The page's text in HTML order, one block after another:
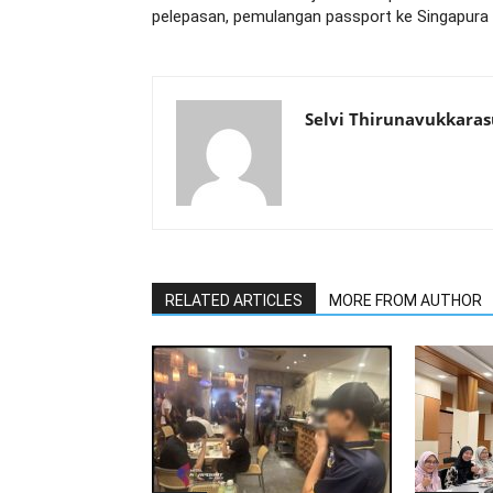
pelepasan, pemulangan passport ke Singapura
Selvi
RELATED ARTICLES MORE FROM AUTHOR